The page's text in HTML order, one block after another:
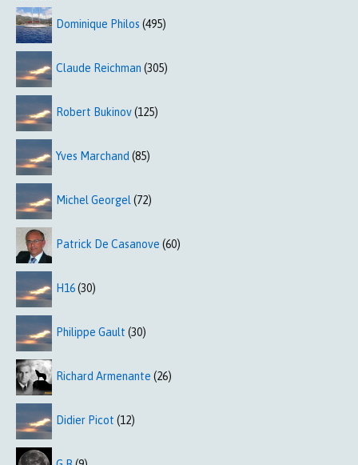
Dominique Philos (495)
Claude Reichman (305)
Robert Bukinov(125)
Yves Marchand (85)
Michel Georgel (72)
Patrick De Casanove (60)
H16(30)
Philippe Gault (30)
Richard Armenante (26)
Didier Picot (12)